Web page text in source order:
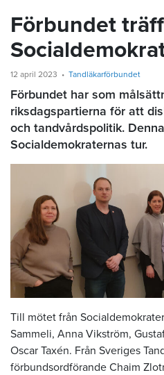
Förbundet
12 april 2023 Tandläkarförbundet
Förbundet har som
riksdagspartierna för att
och tandvårdspolitik.
Socialdemokraternas tur.
Till mötet från
Sammeli, Anna Vikström,
Oscar Taxén. Från Sveriges
förbundsordförande Chaim